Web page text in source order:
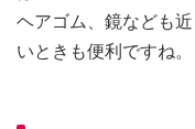
ヘアゴム、鏡なども
いときも便利ですね。